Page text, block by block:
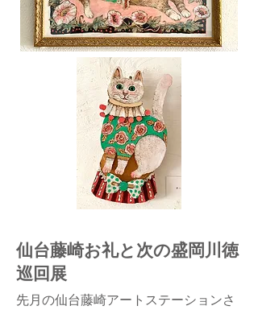
​仙台藤崎お礼と次の盛岡川徳
巡回展
先月の仙台藤崎アートステーションさ